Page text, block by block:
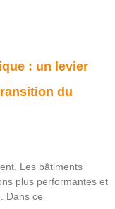
: un levier
du
Les bâtiments
plus performantes et
Dans ce